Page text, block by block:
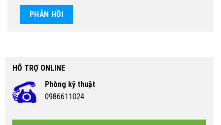
HỖ TRỢ ONLINE
Phòng kỹ thuật
0986611024